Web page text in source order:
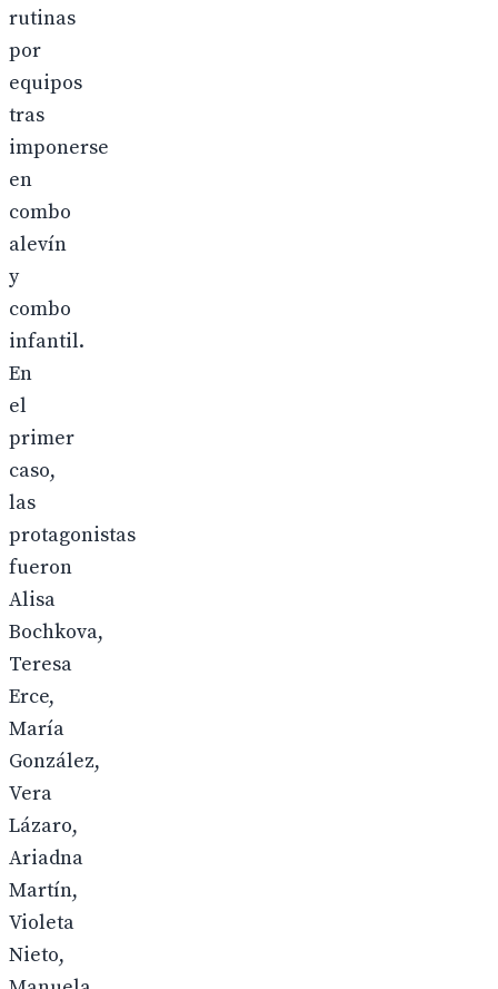
rutinas
por
equipos
tras
imponerse
en
combo
alevín
y
combo
infantil.
En
el
primer
caso,
las
protagonistas
fueron
Alisa
Bochkova,
Teresa
Erce,
María
González,
Vera
Lázaro,
Ariadna
Martín,
Violeta
Nieto,